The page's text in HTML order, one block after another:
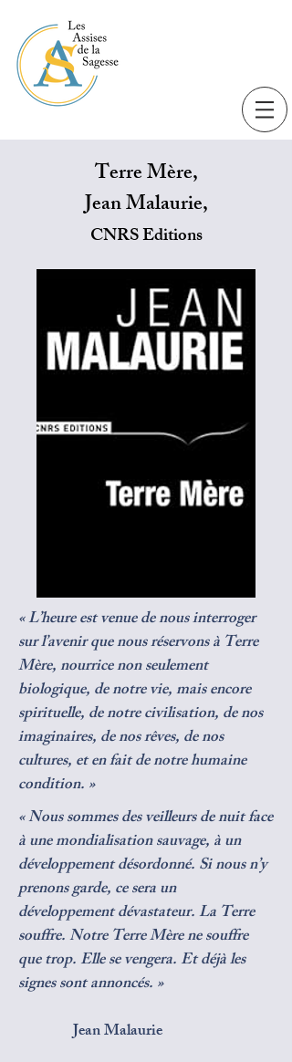
Terre Mère,
Jean Malaurie,
CNRS Editions
« L’heure est venue de nous interroger
sur l’avenir que nous réservons à Terre
Mère, nourrice non seulement
biologique, de notre vie, mais encore
spirituelle, de notre civilisation, de nos
imaginaires, de nos rêves, de nos
cultures, et en fait de notre humaine
condition. »
« Nous sommes des veilleurs de nuit face
à une mondialisation sauvage, à un
développement désordonné. Si nous n’y
prenons garde, ce sera un
développement dévastateur. La Terre
souffre. Notre Terre Mère ne souffre
que trop. Elle se vengera. Et déjà les
signes sont annoncés. »
Jean Malaurie